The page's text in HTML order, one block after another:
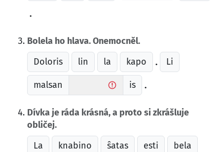
.
Bolela ho hlava. Onemocněl.
Doloris
lin la kapo . Li
malsan is .
Dívka je ráda krásná, a proto si zkrášluje
obličej.
La
knabino ŝatas esti bela